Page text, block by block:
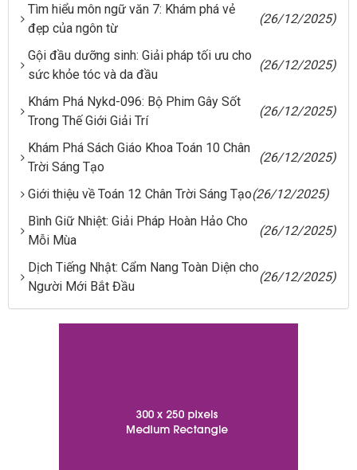
Tìm hiểu môn ngữ văn 7: Khám phá vẻ
đẹp của ngôn từ
(26/12/2025)
Gội đầu dưỡng sinh: Giải pháp tối ưu cho
sức khỏe tóc và da đầu
(26/12/2025)
Khám Phá Nykd-096: Bộ Phim Gây Sốt
Trong Thế Giới Giải Trí
(26/12/2025)
Khám Phá Sách Giáo Khoa Toán 10 Chân
Trời Sáng Tạo
(26/12/2025)
Giới thiệu về Toán 12 Chân Trời Sáng Tạo(26/12/2025)
Bình Giữ Nhiệt: Giải Pháp Hoàn Hảo Cho
Mỗi Mùa
(26/12/2025)
Dịch Tiếng Nhật: Cẩm Nang Toàn Diện cho
Người Mới Bắt Đầu
(26/12/2025)